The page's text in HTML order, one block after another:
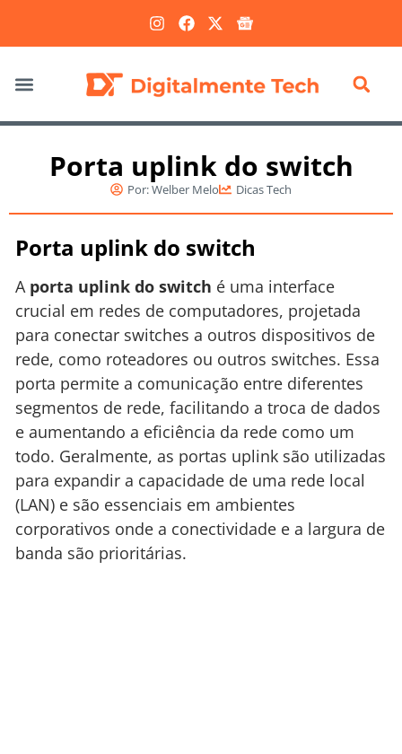
Porta uplink do switch
Por:Welber Melo Dicas Tech
Porta uplink do switch
A porta uplink do switch é uma interface
crucial em redes de computadores, projetada
para conectar switches a outros dispositivos de
rede, como roteadores ou outros switches. Essa
porta permite a comunicação entre diferentes
segmentos de rede, facilitando a troca de dados
e aumentando a eficiência da rede como um
todo. Geralmente, as portas uplink são utilizadas
para expandir a capacidade de uma rede local
(LAN) e são essenciais em ambientes
corporativos onde a conectividade e a largura de
banda são prioritárias.